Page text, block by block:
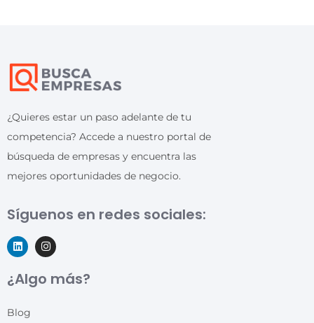
¿Quieres estar un paso adelante de tu
competencia? Accede a nuestro portal de
búsqueda de empresas y encuentra las
mejores oportunidades de negocio.
Síguenos en redes sociales:
¿Algo más?
Blog